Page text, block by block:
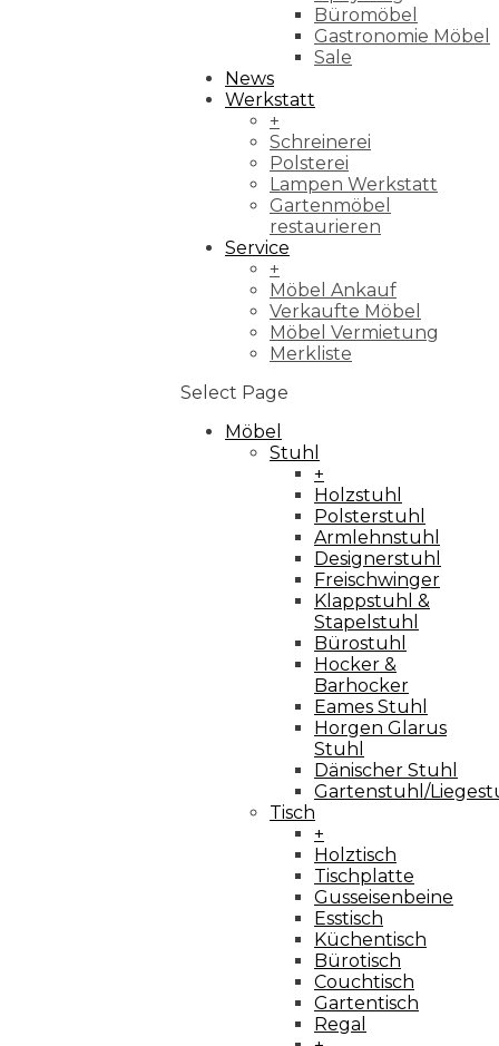
Büromöbel
Gastronomie Möbel
Sale
News
Werkstatt
+
Schreinerei
Polsterei
Lampen Werkstatt
Gartenmöbel
restaurieren
Service
+
Möbel Ankauf
Verkaufte Möbel
Möbel Vermietung
Merkliste
Select Page
Möbel
Stuhl
+
Holzstuhl
Polsterstuhl
Armlehnstuhl
Designerstuhl
Freischwinger
Klappstuhl &
Stapelstuhl
Bürostuhl
Hocker &
Barhocker
Eames Stuhl
Horgen Glarus
Stuhl
Dänischer Stuhl
Gartenstuhl/
Tisch
+
Holztisch
Tischplatte
Gusseisenbeine
Esstisch
Küchentisch
Bürotisch
Couchtisch
Gartentisch
Regal